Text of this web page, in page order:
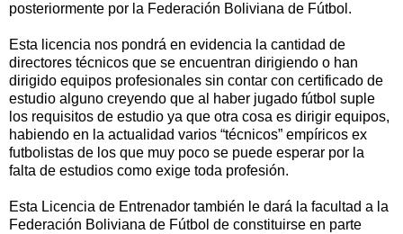
posteriormente por la Federación Boliviana de Fútbol.
Esta licencia nos pondrá en evidencia la cantidad de
directores técnicos que se encuentran dirigiendo o han
dirigido equipos profesionales sin contar con certificado de
estudio alguno creyendo que al haber jugado fútbol suple
los requisitos de estudio ya que otra cosa es dirigir equipos,
habiendo en la actualidad varios “técnicos” empíricos ex
futbolistas de los que muy poco se puede esperar por la
falta de estudios como exige toda profesión.
Esta Licencia de Entrenador también le dará la facultad a la
Federación Boliviana de Fútbol de constituirse en parte